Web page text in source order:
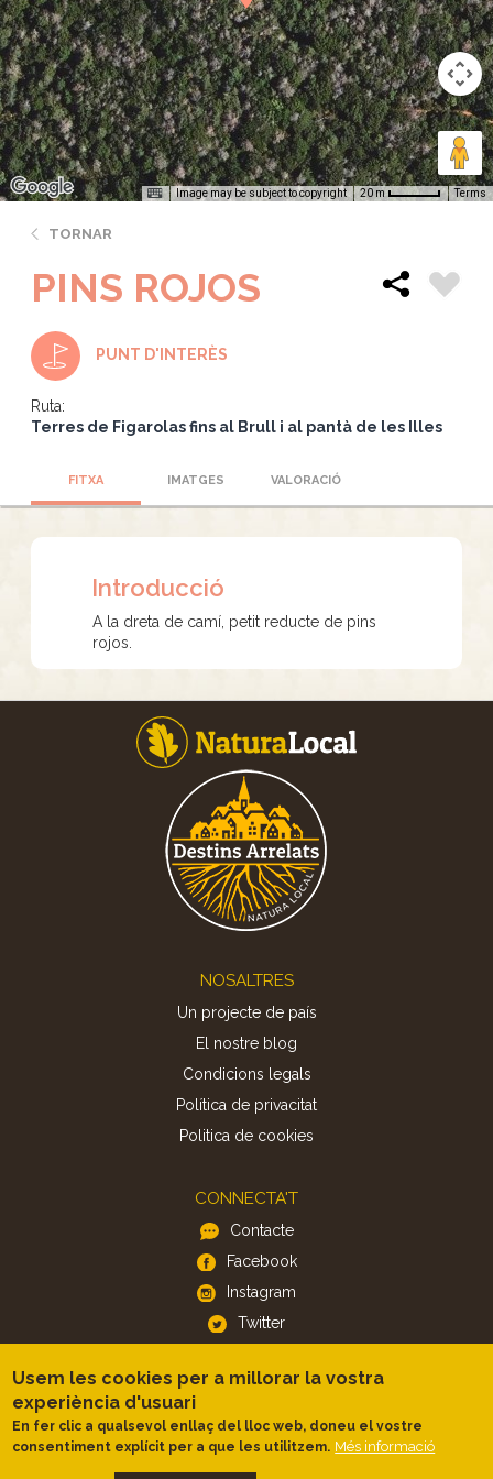
Image may be subject to copyright 20 m Terms
TORNAR
PINS ROJOS
PUNT D'INTERÈS
Ruta:
Terres de Figarolas fins al Brull i al pantà de les Illes
FITXA IMATGES VALORACIÓ
Introducció
A la dreta de camí, petit reducte de pins
rojos.
NOSALTRES
Un projecte de país
El nostre blog
Condicions legals
Política de privacitat
Politica de cookies
CONNECTA'T
Contacte
Facebook
Instagram
Twitter
APP
iOS
Android
Usem les cookies per a millorar la vostra
experiència d'usuari
En fer clic a qualsevol enllaç del lloc web, doneu el vostre
consentiment explícit per a que les utilitzem. Més informació